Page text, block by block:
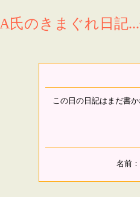
A氏のきまぐれ日記
この日の日記はまだ書か
名前：